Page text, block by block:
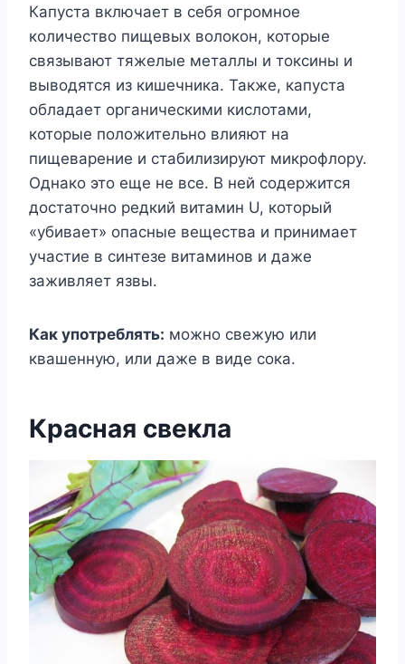
Капуста включает в себя огромное
количество пищевых волокон, которые
связывают тяжелые металлы и токсины и
выводятся из кишечника. Также, капуста
обладает органическими кислотами,
которые положительно влияют на
пищеварение и стабилизируют микрофлору.
Однако это еще не все. В ней содержится
достаточно редкий витамин U, который
«убивает» опасные вещества и принимает
участие в синтезе витаминов и даже
заживляет язвы.
Как употреблять: можно свежую или
квашенную, или даже в виде сока.
Красная свекла